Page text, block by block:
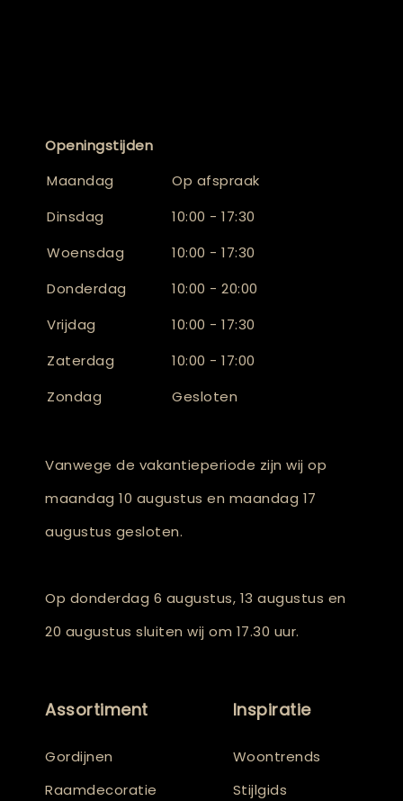
Openingstijden
Maandag
Op afspraak
Dinsdag
10:00 - 17:30
Woensdag
10:00 - 17:30
Donderdag
10:00 - 20:00
Vrijdag
10:00 - 17:30
Zaterdag
10:00 - 17:00
Zondag
Gesloten
Vanwege de vakantieperiode zijn wij op
maandag 10 augustus en maandag 17
augustus gesloten.
Op donderdag 6 augustus, 13 augustus en
20 augustus sluiten wij om 17.30 uur.
Assortiment
Gordijnen
Raamdecoratie
Inspiratie
Woontrends
Stijlgids